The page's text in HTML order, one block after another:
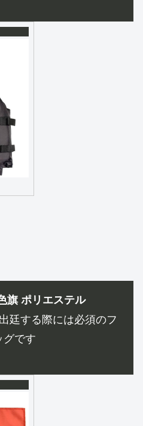
旗 ポリエステル
廷する際には必須のフ
グです